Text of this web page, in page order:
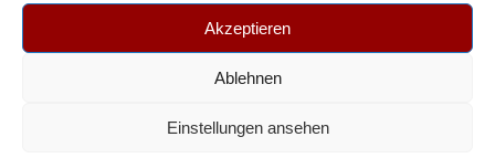
Akzeptieren
Ablehnen
Einstellungen ansehen